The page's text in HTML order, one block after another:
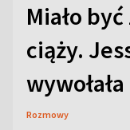
Miało
ciąży.
Rozmowy